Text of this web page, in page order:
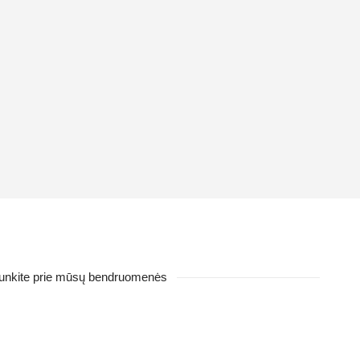
prie mūsų bendruomenės